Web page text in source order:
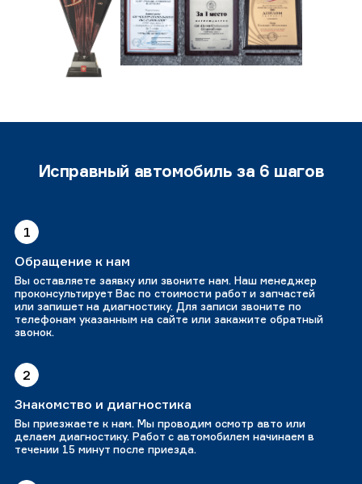
Исправный автомобиль за 6 шагов
1
Обращение к нам
Вы оставляете заявку или звоните нам. Наш менеджер
проконсультирует Вас по стоимости работ и запчастей
или запишет на диагностику. Для записи звоните по
телефонам указанным на сайте или закажите обратный
звонок.
2
Знакомство и диагностика
Вы приезжаете к нам. Мы проводим осмотр авто или
делаем диагностику. Работ с автомобилем начинаем в
течении 15 минут после приезда.